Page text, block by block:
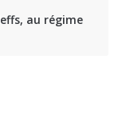
au régime